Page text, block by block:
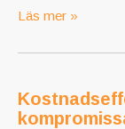
Läs mer »